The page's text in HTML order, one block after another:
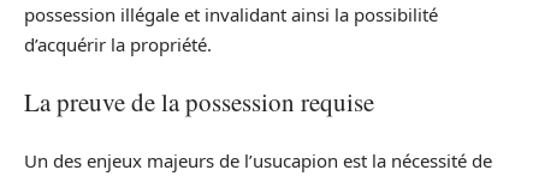
possession illégale et invalidant ainsi la possibilité
d’acquérir la propriété.
La preuve de la possession requise
Un des enjeux majeurs de l’usucapion est la nécessité de